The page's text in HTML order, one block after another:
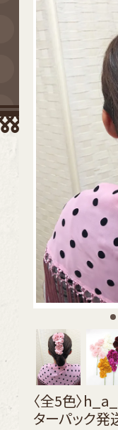
〈全5色〉
ターパック発